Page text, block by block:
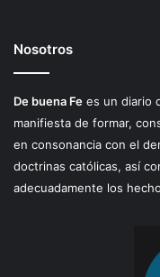
Nosotros
De buena Fe es un diario
manifiesta de formar,
en consonancia con el
doctrinas católicas, así
adecuadamente los